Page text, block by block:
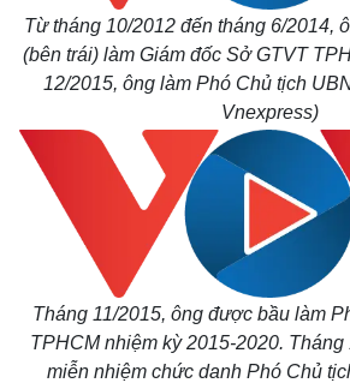
Bóng đá
Lịch thi đấu bóng đá
Thế giới thể thao
eSports
Hậu trường
Ô tô -
Ô tô
Xe máy
Từ tháng 10/2012 đến tháng 6/2014,
(bên trái) làm Giám đốc Sở GTVT
12/2015, ông làm Phó Chủ tịch
Vnexpress)
Tháng 11/2015, ông được bầu làm
TPHCM nhiệm kỳ 2015-2020.
miễn nhiệm chức danh Phó Chủ